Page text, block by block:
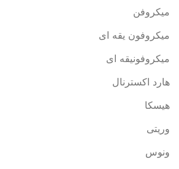
میکروفن
میکروفون یقه ای
میکروفونیقه ای
هارد اکسترنال
هیسکا
وریتی
ونوس